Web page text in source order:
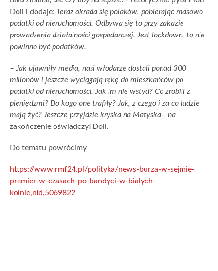
Doll i dodaje: Teraz okrada się polaków, pobierając masowo
podatki od nieruchomości. Odbywa się to przy zakazie
prowadzenia działalności gospodarczej. Jest lockdown, to nie
powinno być podatków.
– Jak ujawniły media, nasi włodarze dostali ponad 300
milionów i jeszcze wyciągają rękę do mieszkańców po
podatki od nieruchomości. Jak im nie wstyd? Co zrobili z
pieniędzmi? Do kogo one trafiły? Jak, z czego i za co ludzie
mają żyć? Jeszcze przyjdzie kryska na Matyska- na
zakończenie oświadczył Doll.
Do tematu powrócimy
https://www.rmf24.pl/polityka/news-burza-w-sejmie-
premier-w-czasach-po-bandyci-w-bialych-
kolnie,nId,5069822